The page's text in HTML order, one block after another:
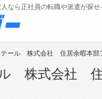
なら正社員の転職や派遣が探せ
テール 株式会社 住居余暇本部
株式会社